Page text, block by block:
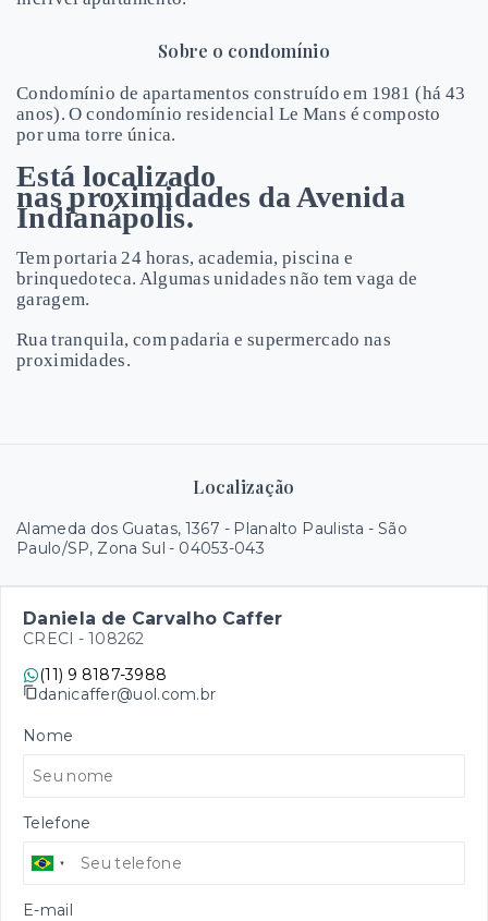
Sobre o condomínio
Condomínio de apartamentos construído em 1981 (há 43
anos). O condomínio residencial Le Mans é composto
por uma torre única.
Está localizado
nas proximidades da Avenida
Indianápolis.
Tem portaria 24 horas, academia, piscina e
brinquedoteca. Algumas unidades não tem vaga de
garagem.
Rua tranquila, com padaria e supermercado nas
proximidades.
Localização
Alameda dos Guatas, 1367 - Planalto Paulista - São
Paulo/SP, Zona Sul - 04053-043
Daniela de Carvalho Caffer
CRECI - 108262
(11) 9 8187-3988
danicaffer@uol.com.br
Nome
Telefone
E-mail